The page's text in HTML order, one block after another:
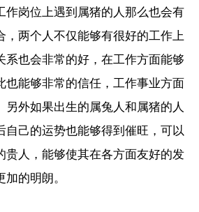
作岗位上遇到属猪的人那么也会有
，两个人不仅能够有很好的工作上
系也会非常的好，在工作方面能够
也能够非常的信任，工作事业方面
另外如果出生的属兔人和属猪的人
自己的运势也能够得到催旺，可以
贵人，能够使其在各方面友好的发
的明朗。